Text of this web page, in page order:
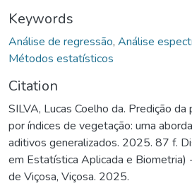
Keywords
Análise de regressão, Análise
Métodos estatísticos
Citation
SILVA, Lucas Coelho da. Predição
por índices de vegetação: uma
aditivos generalizados. 2025. 87 f.
em Estatística Aplicada e Biometria)
de Viçosa, Viçosa. 2025.